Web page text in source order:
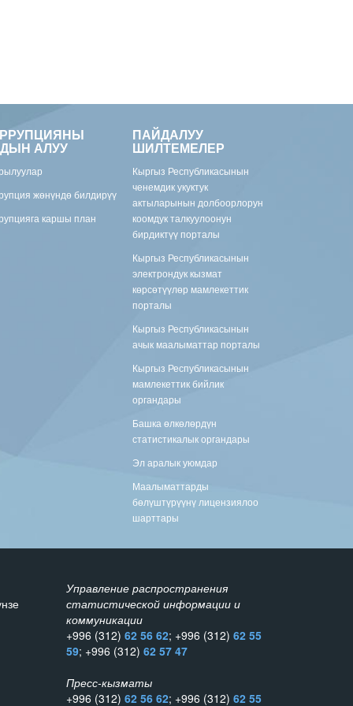
АЛУУ
жөнүндө билдирүү
каршы план
ПАЙДАЛУУ
ШИЛТЕМЕЛЕР
Кыргыз Республикасынын
ченемдик укуктук
актыларынын долбоорлорун
коомдук талкуулоонун
бирдиктүү порталы
Кыргыз Республикасынын
электрондук кызмат
көрсөтүүлөр мамлекеттик
порталы
Кыргыз Республикасынын
ачык маалыматтар порталы
Кыргыз Республикасынын
мамлекеттик бийлик
органдары
Башка өлкөлөрдүн
статистикалык органдары
Эл аралык уюмдар
Маалыматтарды
бөлүштүрүүнү лицензиялоо
шарттары
Управление распространения
статистической информации и
коммуникации
+996 (312) 62 56 62; +996 (312) 62 55
59; +996 (312) 62 57 47
Пресс-кызматы
+996 (312) 62 56 62; +996 (312) 62 55